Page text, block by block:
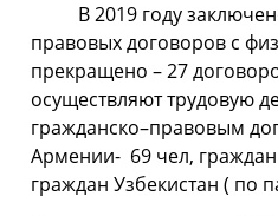
В 2019 году
правовых договоров с
прекращено – 27
осуществляют трудовую
гражданско–правовым
Армении- 69 чел, граждан
граждан Узбекистан ( по